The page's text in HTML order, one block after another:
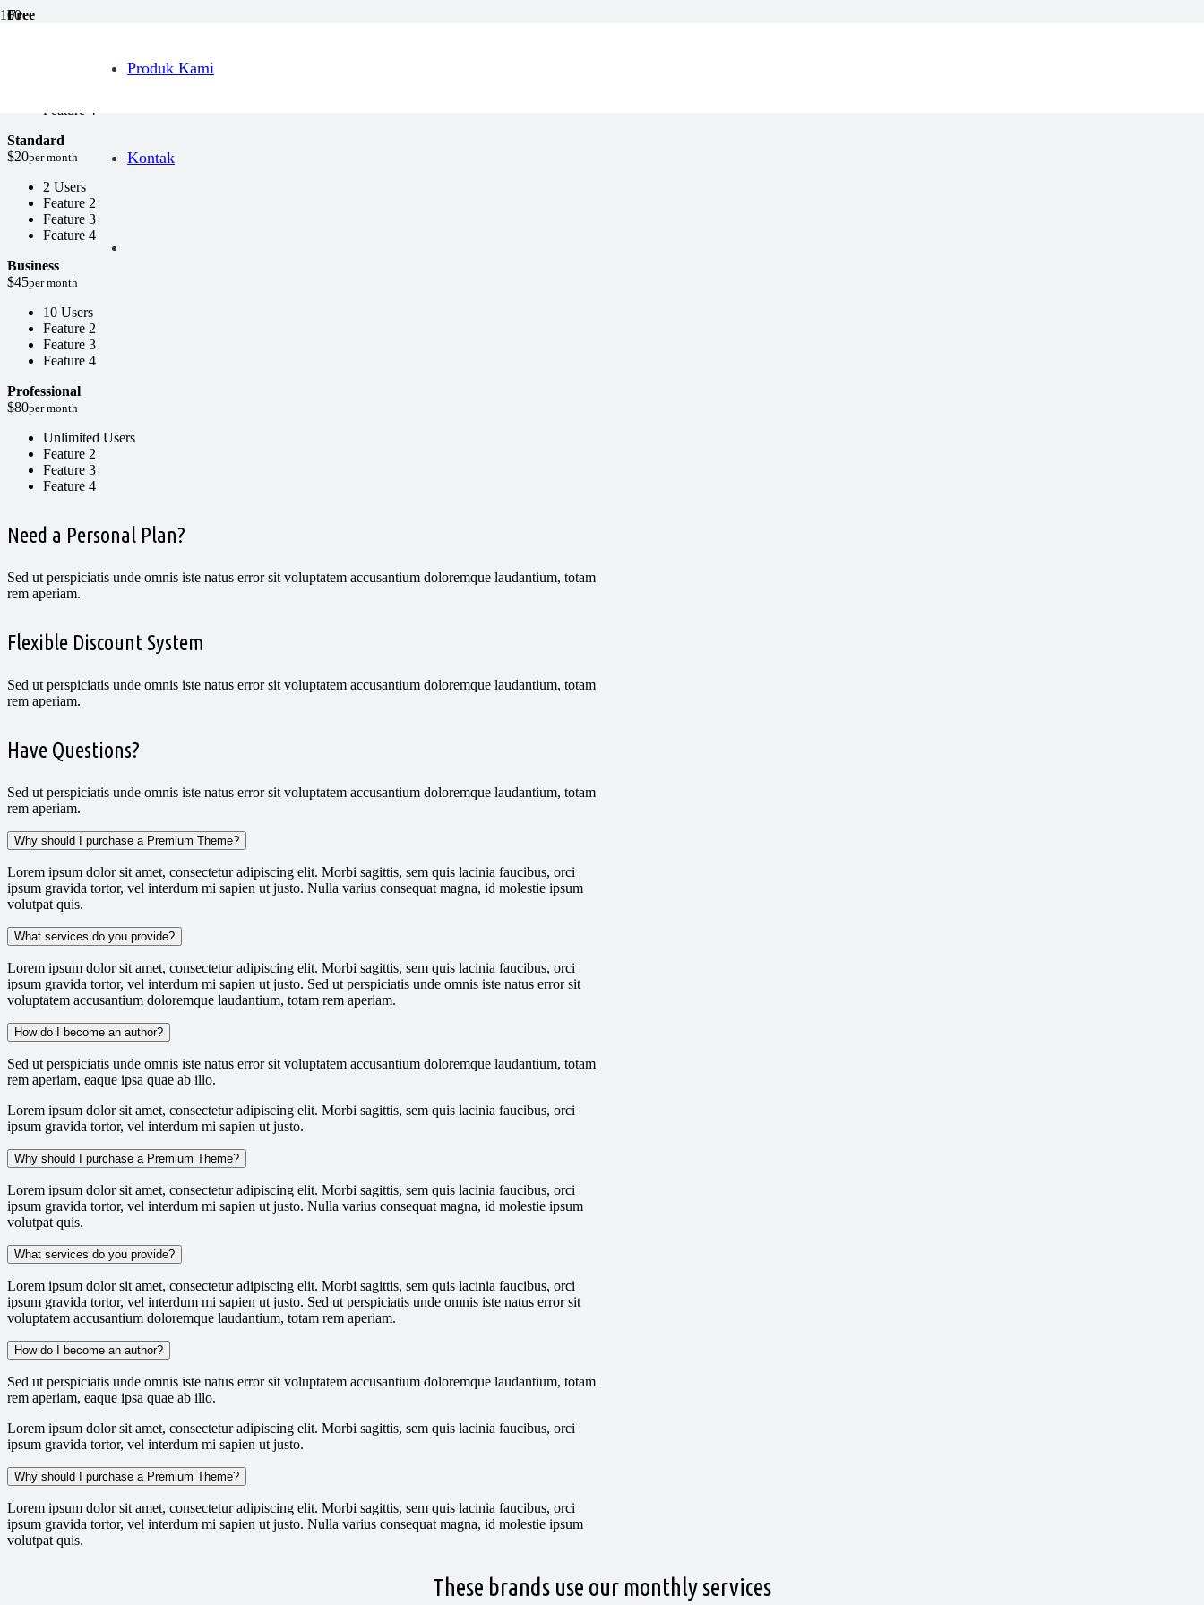
Produk Kami
Kontak
Free
Feature 4
Standard
$20per month
2 Users
Feature 2
Feature 3
Feature 4
Business
$45per month
10 Users
Feature 2
Feature 3
Feature 4
Professional
$80per month
Unlimited Users
Feature 2
Feature 3
Feature 4
Need a Personal Plan?
Sed ut perspiciatis unde omnis iste natus error sit voluptatem accusantium doloremque laudantium, totam
rem aperiam.
Flexible Discount System
Sed ut perspiciatis unde omnis iste natus error sit voluptatem accusantium doloremque laudantium, totam
rem aperiam.
Have Questions?
Sed ut perspiciatis unde omnis iste natus error sit voluptatem accusantium doloremque laudantium, totam
rem aperiam.
Why should I purchase a Premium Theme?
Lorem ipsum dolor sit amet, consectetur adipiscing elit. Morbi sagittis, sem quis lacinia faucibus, orci
ipsum gravida tortor, vel interdum mi sapien ut justo. Nulla varius consequat magna, id molestie ipsum
volutpat quis.
What services do you provide?
Lorem ipsum dolor sit amet, consectetur adipiscing elit. Morbi sagittis, sem quis lacinia faucibus, orci
ipsum gravida tortor, vel interdum mi sapien ut justo. Sed ut perspiciatis unde omnis iste natus error sit
voluptatem accusantium doloremque laudantium, totam rem aperiam.
How do I become an author?
Sed ut perspiciatis unde omnis iste natus error sit voluptatem accusantium doloremque laudantium, totam
rem aperiam, eaque ipsa quae ab illo.
Lorem ipsum dolor sit amet, consectetur adipiscing elit. Morbi sagittis, sem quis lacinia faucibus, orci
ipsum gravida tortor, vel interdum mi sapien ut justo.
Why should I purchase a Premium Theme?
Lorem ipsum dolor sit amet, consectetur adipiscing elit. Morbi sagittis, sem quis lacinia faucibus, orci
ipsum gravida tortor, vel interdum mi sapien ut justo. Nulla varius consequat magna, id molestie ipsum
volutpat quis.
What services do you provide?
Lorem ipsum dolor sit amet, consectetur adipiscing elit. Morbi sagittis, sem quis lacinia faucibus, orci
ipsum gravida tortor, vel interdum mi sapien ut justo. Sed ut perspiciatis unde omnis iste natus error sit
voluptatem accusantium doloremque laudantium, totam rem aperiam.
How do I become an author?
Sed ut perspiciatis unde omnis iste natus error sit voluptatem accusantium doloremque laudantium, totam
rem aperiam, eaque ipsa quae ab illo.
Lorem ipsum dolor sit amet, consectetur adipiscing elit. Morbi sagittis, sem quis lacinia faucibus, orci
ipsum gravida tortor, vel interdum mi sapien ut justo.
Why should I purchase a Premium Theme?
Lorem ipsum dolor sit amet, consectetur adipiscing elit. Morbi sagittis, sem quis lacinia faucibus, orci
ipsum gravida tortor, vel interdum mi sapien ut justo. Nulla varius consequat magna, id molestie ipsum
volutpat quis.
These brands use our monthly services